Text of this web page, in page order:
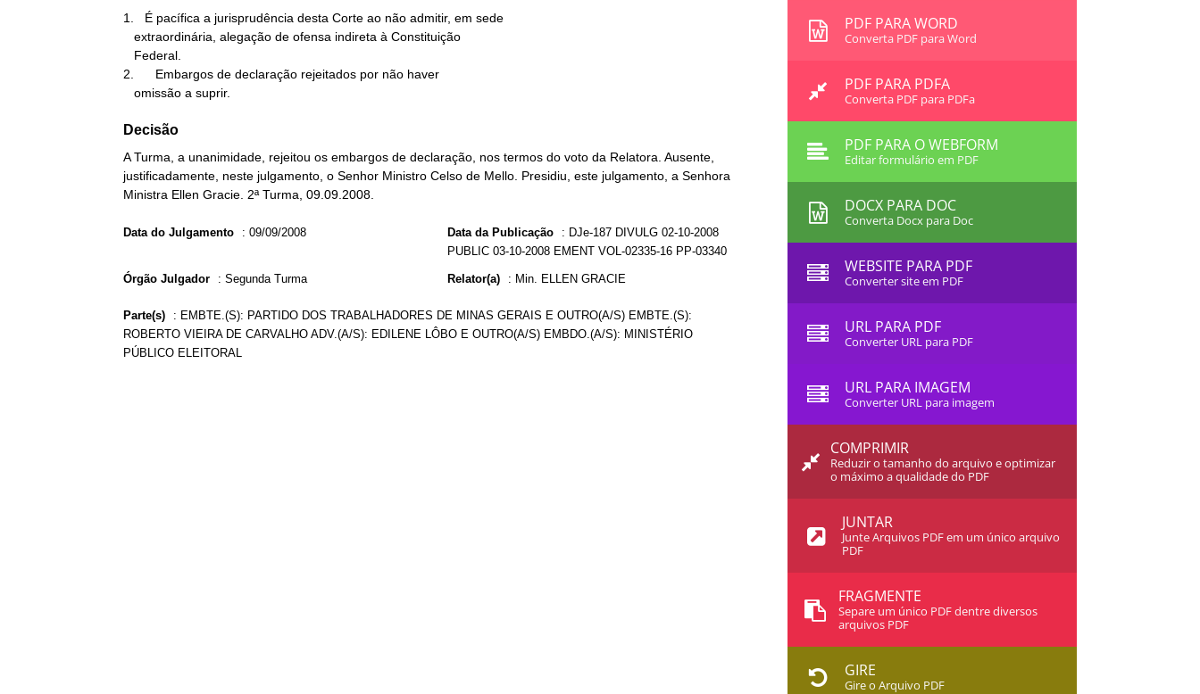
1.   É pacífica a jurisprudência desta Corte ao não admitir, em sede
2.      Embargos de declaração rejeitados por não haver
   omissão a suprir.
Decisão
A Turma, a unanimidade, rejeitou os embargos de declaração, nos termos do voto da Relatora. Ausente,
justificadamente, neste julgamento, o Senhor Ministro Celso de Mello. Presidiu, este julgamento, a Senhora
Ministra Ellen Gracie. 2ª Turma, 09.09.2008.
Data do Julgamento : 09/09/2008 Data da Publicação : DJe-187 DIVULG 02-10-2008
PUBLIC 03-10-2008 EMENT VOL-02335-16 PP-03340
Órgão Julgador : Segunda Turma Relator(a) : Min. ELLEN GRACIE
Parte(s) : EMBTE.(S): PARTIDO DOS TRABALHADORES DE MINAS GERAIS E OUTRO(A/S) EMBTE.(S):
ROBERTO VIEIRA DE CARVALHO ADV.(A/S): EDILENE LÔBO E OUTRO(A/S) EMBDO.(A/S): MINISTÉRIO
PÚBLICO ELEITORAL
PDF PARA WORD
Converta PDF para Word
PDF PARA PDFA
Converta PDF para PDFa
PDF PARA O WEBFORM
Editar formulário em PDF
DOCX PARA DOC
Converta Docx para Doc
WEBSITE PARA PDF
Converter site em PDF
URL PARA PDF
Converter URL para PDF
URL PARA IMAGEM
Converter URL para imagem
COMPRIMIR
Reduzir o tamanho do arquivo e optimizar
o máximo a qualidade do PDF
JUNTAR
Junte Arquivos PDF em um único arquivo
PDF
FRAGMENTE
Separe um único PDF dentre diversos
arquivos PDF
GIRE
Gire o Arquivo PDF